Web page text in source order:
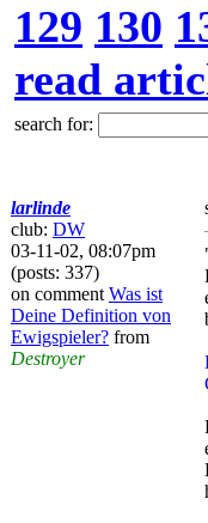
129 130
read
search for:
larlinde
club: DW
03-11-02, 08:07pm
(posts: 337)
on comment Was ist
Deine Definition von
Ewigspieler? from
Destroyer